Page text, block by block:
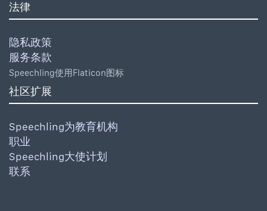
法律
隐私政策
服务条款
Speechling使用Flaticon图标
社区扩展
Speechling为教育机构
职业
Speechling大使计划
联系